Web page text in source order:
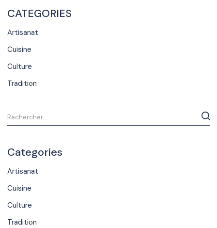
CATEGORIES
Artisanat
Cuisine
Culture
Tradition
Categories
Artisanat
Cuisine
Culture
Tradition